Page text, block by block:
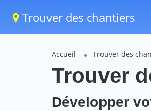
Trouver des chantiers
Accueil Trouver des
Trouver
Développer